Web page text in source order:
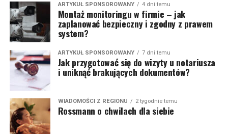
ARTYKUŁ SPONSOROWANY 4 dni temu
Montaż monitoringu w firmie – jak
zaplanować bezpieczny i zgodny z prawem
system?
ARTYKUŁ SPONSOROWANY 7 dni temu
Jak przygotować się do wizyty u notariusza
i uniknąć brakujących dokumentów?
WIADOMOŚCI Z REGIONU 2 tygodnie temu
Rossmann o chwilach dla siebie